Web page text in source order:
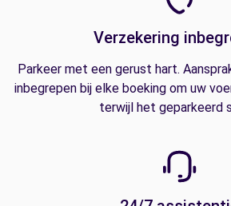
Verzekering
Parkeer met een gerust hart.
inbegrepen bij elke boeking om uw
terwijl het geparkeerd